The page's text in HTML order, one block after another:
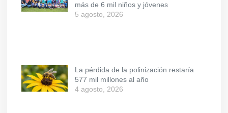
más de 6 mil niños y jóvenes
5 agosto, 2026
La pérdida de la polinización restaría
577 mil millones al año
4 agosto, 2026